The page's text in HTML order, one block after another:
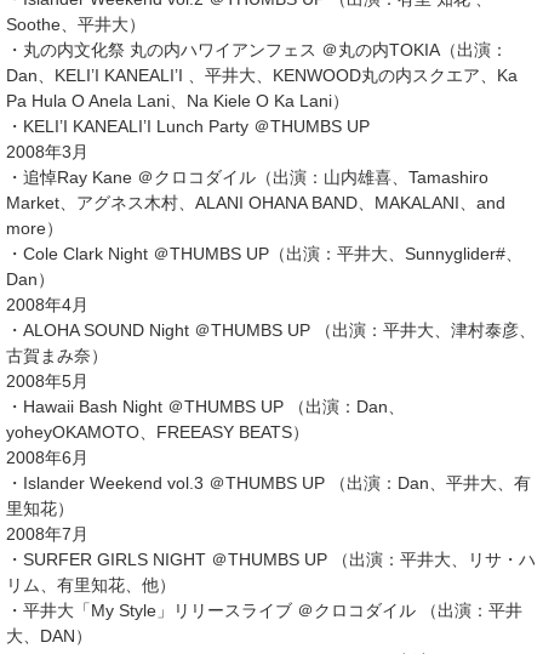
Soothe、平井大）
・丸の内文化祭 丸の内ハワイアンフェス ＠丸の内TOKIA（出演：
Dan、KELI’I KANEALI’I 、平井大、KENWOOD丸の内スクエア、Ka
Pa Hula O Anela Lani、Na Kiele O Ka Lani）
・KELI’I KANEALI’I Lunch Party ＠THUMBS UP
2008年3月
・追悼Ray Kane ＠クロコダイル（出演：山内雄喜、Tamashiro
Market、アグネス木村、ALANI OHANA BAND、MAKALANI、and
more）
・Cole Clark Night ＠THUMBS UP（出演：平井大、Sunnyglider#、
Dan）
2008年4月
・ALOHA SOUND Night ＠THUMBS UP （出演：平井大、津村泰彦、
古賀まみ奈）
2008年5月
・Hawaii Bash Night ＠THUMBS UP （出演：Dan、
yoheyOKAMOTO、FREEASY BEATS）
2008年6月
・Islander Weekend vol.3 ＠THUMBS UP （出演：Dan、平井大、有
里知花）
2008年7月
・SURFER GIRLS NIGHT ＠THUMBS UP （出演：平井大、リサ・ハ
リム、有里知花、他）
・平井大「My Style」リリースライブ ＠クロコダイル （出演：平井
大、DAN）